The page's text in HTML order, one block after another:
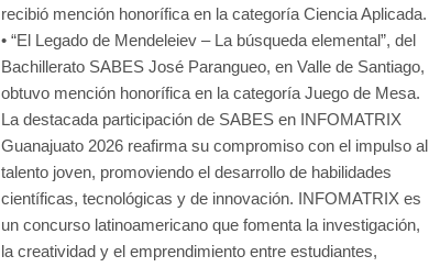
recibió mención honorífica en la categoría Ciencia Aplicada.
• “El Legado de Mendeleiev – La búsqueda elemental”, del
Bachillerato SABES José Parangueo, en Valle de Santiago,
obtuvo mención honorífica en la categoría Juego de Mesa.
La destacada participación de SABES en INFOMATRIX
Guanajuato 2026 reafirma su compromiso con el impulso al
talento joven, promoviendo el desarrollo de habilidades
científicas, tecnológicas y de innovación. INFOMATRIX es
un concurso latinoamericano que fomenta la investigación,
la creatividad y el emprendimiento entre estudiantes,